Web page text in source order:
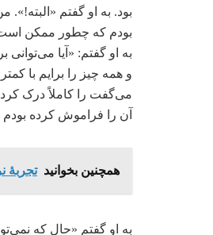
بود. به او گفتم
بودم که چطور ممکن است
به او گفتم: «آیا
می‌گفت را کاملاً درک
آن را فراموش کرده
همچنین بخوانید تجربۀ
به او گفتم «حال که